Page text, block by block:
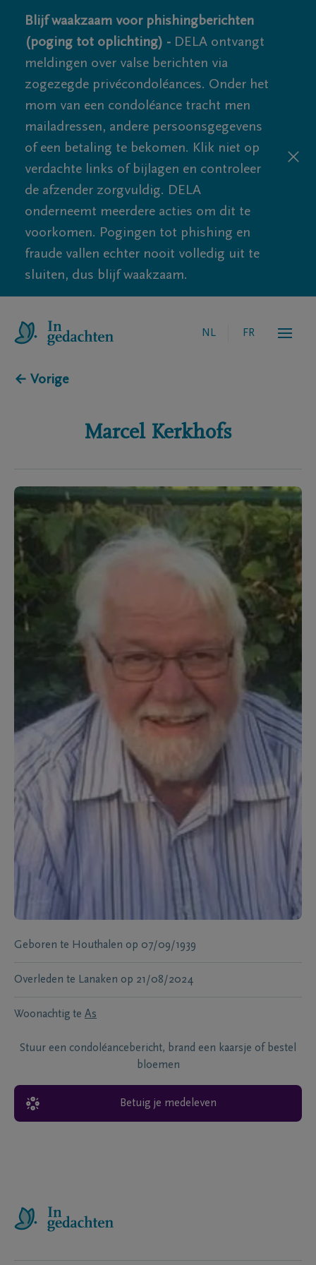
Blijf waakzaam voor phishingberichten
(poging tot oplichting) - DELA ontvangt
meldingen over valse berichten via
zogezegde privécondoléances. Onder het
mom van een condoléance tracht men
mailadressen, andere persoonsgegevens
of een betaling te bekomen. Klik niet op
verdachte links of bijlagen en controleer
de afzender zorgvuldig. DELA
onderneemt meerdere acties om dit te
voorkomen. Pogingen tot phishing en
fraude vallen echter nooit volledig uit te
sluiten, dus blijf waakzaam.
NL FR
← Vorige
Marcel Kerkhofs
Geboren te Houthalen op 07/09/1939
Overleden te Lanaken op 21/08/2024
Woonachtig te As
Stuur een condoléancebericht, brand een kaarsje of bestel
bloemen
Betuig je medeleven